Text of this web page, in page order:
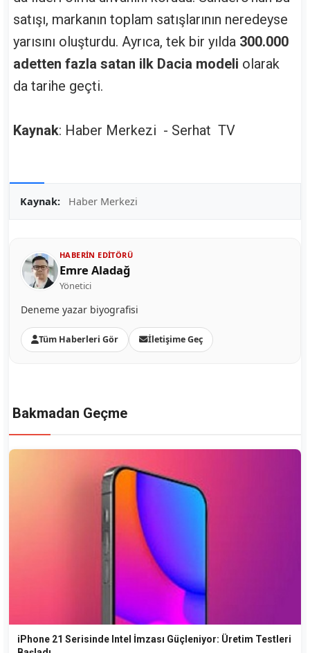
satışı, markanın toplam satışlarının neredeyse
yarısını oluşturdu. Ayrıca, tek bir yılda 300.000
adetten fazla satan ilk Dacia modeli olarak
da tarihe geçti.
Kaynak: Haber Merkezi - Serhat TV
Kaynak: Haber Merkezi
HABERIN EDITÖRÜ
Emre Aladağ
Yönetici
Deneme yazar biyografisi
Tüm Haberleri Gör İletişime Geç
Bakmadan Geçme
iPhone 21 Serisinde Intel İmzası Güçleniyor: Üretim Testleri